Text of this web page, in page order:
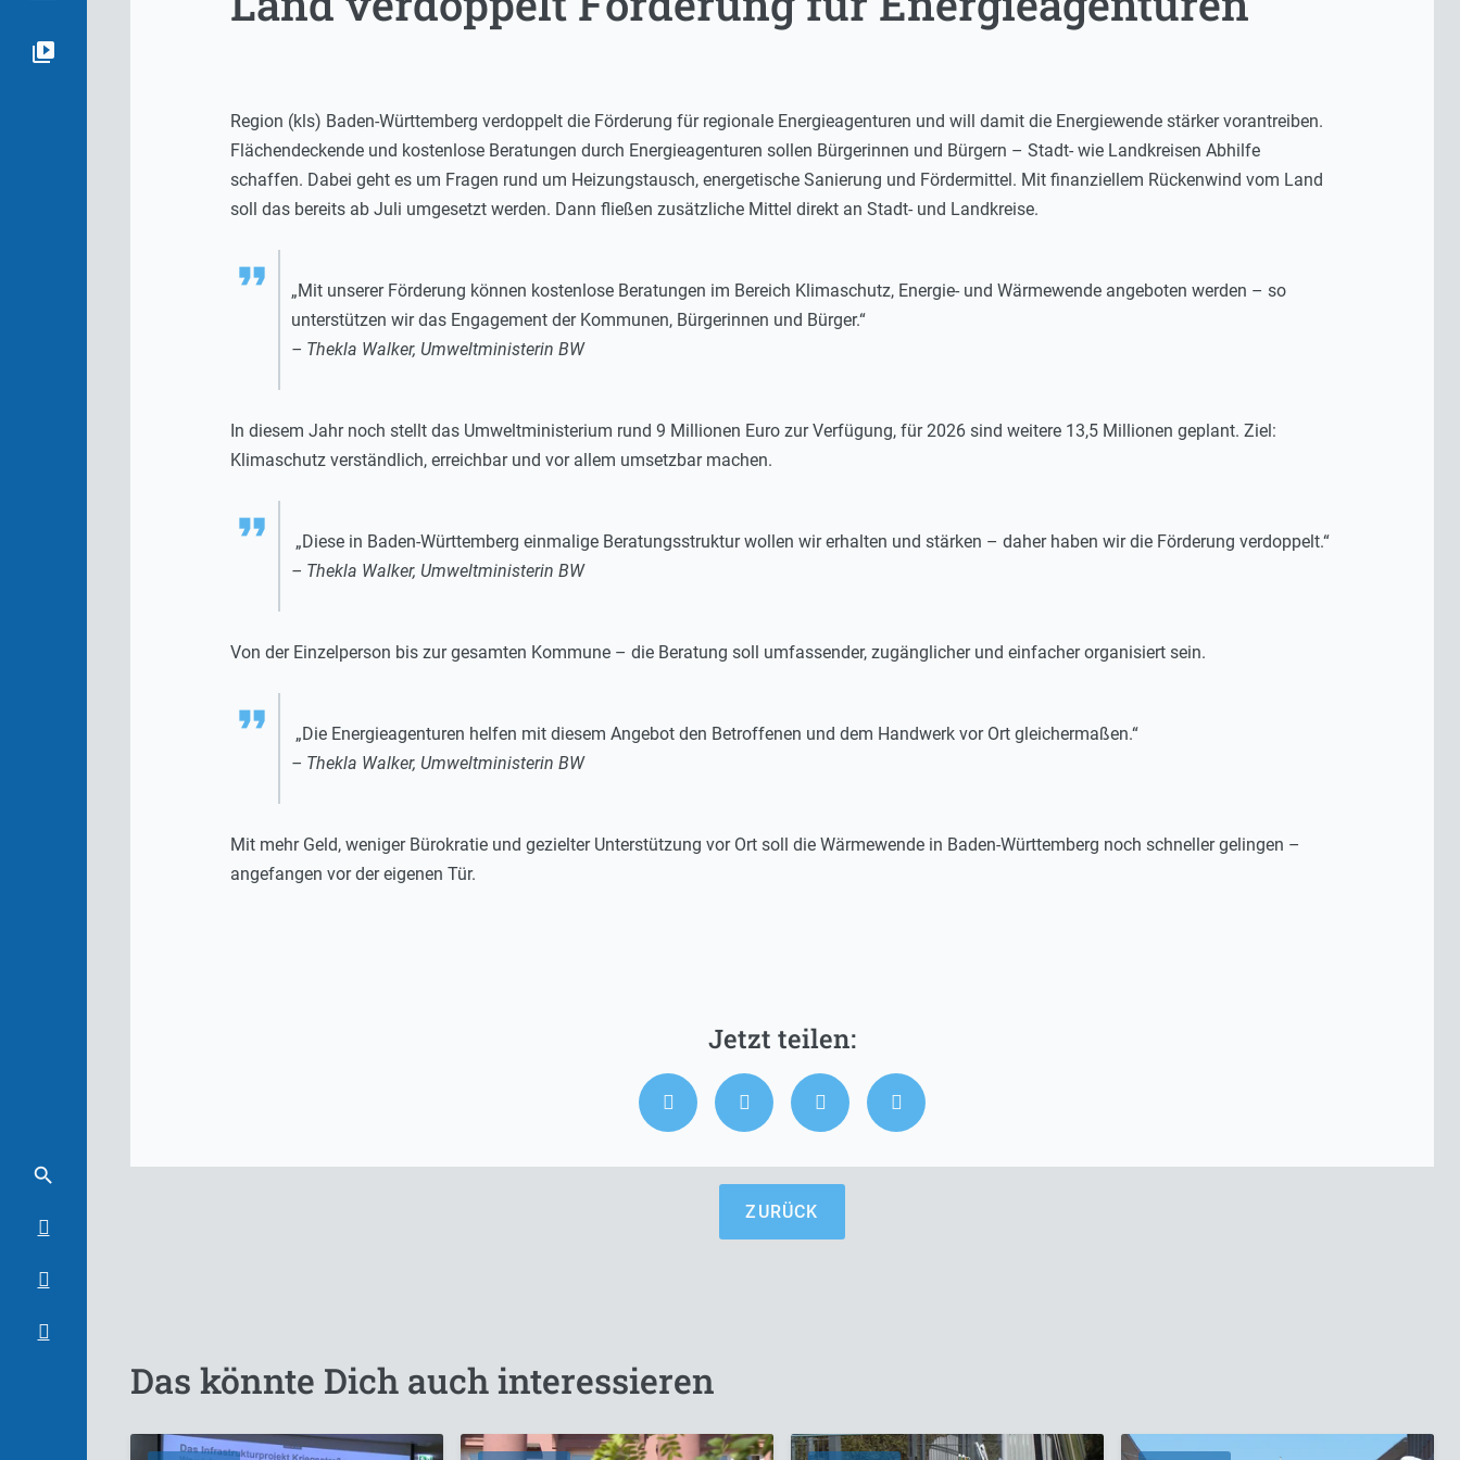
Region (kls) Baden-Württemberg verdoppelt die Förderung für regionale Energieagenturen und will damit die Energiewende stärker vorantreiben.
Flächendeckende und kostenlose Beratungen durch Energieagenturen sollen Bürgerinnen und Bürgern – Stadt- wie Landkreisen Abhilfe
schaffen. Dabei geht es um Fragen rund um Heizungstausch, energetische Sanierung und Fördermittel. Mit finanziellem Rückenwind vom Land
soll das bereits ab Juli umgesetzt werden. Dann fließen zusätzliche Mittel direkt an Stadt- und Landkreise.
„Mit unserer Förderung können kostenlose Beratungen im Bereich Klimaschutz, Energie- und Wärmewende angeboten werden – so
unterstützen wir das Engagement der Kommunen, Bürgerinnen und Bürger.“
– Thekla Walker, Umweltministerin BW
In diesem Jahr noch stellt das Umweltministerium rund 9 Millionen Euro zur Verfügung, für 2026 sind weitere 13,5 Millionen geplant. Ziel:
Klimaschutz verständlich, erreichbar und vor allem umsetzbar machen.
„Diese in Baden-Württemberg einmalige Beratungsstruktur wollen wir erhalten und stärken – daher haben wir die Förderung verdoppelt.“
– Thekla Walker, Umweltministerin BW
Von der Einzelperson bis zur gesamten Kommune – die Beratung soll umfassender, zugänglicher und einfacher organisiert sein.
„Die Energieagenturen helfen mit diesem Angebot den Betroffenen und dem Handwerk vor Ort gleichermaßen.“
– Thekla Walker, Umweltministerin BW
Mit mehr Geld, weniger Bürokratie und gezielter Unterstützung vor Ort soll die Wärmewende in Baden-Württemberg noch schneller gelingen –
angefangen vor der eigenen Tür.
ZURÜCK
Das könnte Dich auch interessieren